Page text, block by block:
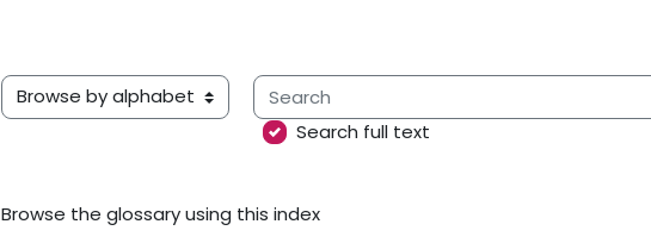
Browse the glossary using this index
Search
Search full text
Browse the glossary using this index